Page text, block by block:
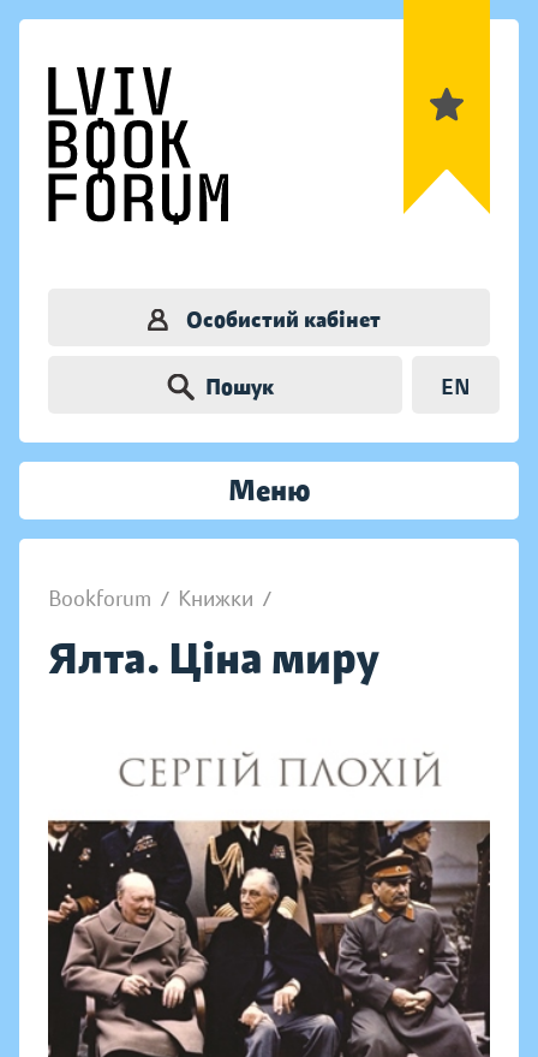
Особистий кабінет
Пошук EN
Меню
Bookforum / Книжки /
Ялта. Ціна миру